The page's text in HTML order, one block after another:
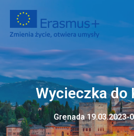
Wycieczka do
Grenada 19.03.2023-